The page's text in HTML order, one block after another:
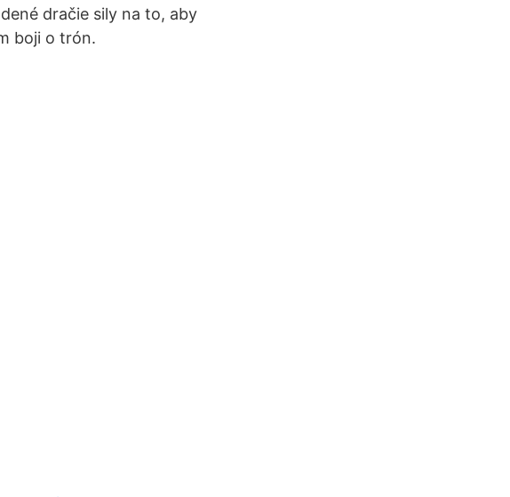
dračie sily na to, aby
boji o trón.